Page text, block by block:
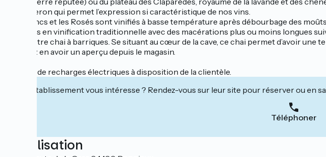
du vigneron qui permet l’expression si caractéristique de nos vins.
Les Blancs et les Rosés sont vinifiés à basse température après débourbage des
élaborés en vinification traditionnelle avec des macérations plus ou moins longues
dans notre chai à barriques. Se situant au cœur de la cave, ce chai permet d’avoir
pourrez en avoir un aperçu depuis le magasin.
Bornes de recharges électriques à disposition de la clientèle.
Cet établissement vous intéresse ? Rendez-vous sur leur site pour réserver ou en
Téléphoner
Localisation